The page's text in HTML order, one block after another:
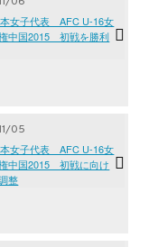
女子代表 AFC U-16女
中国2015 初戦を勝利
05
女子代表 AFC U-16女
中国2015 初戦に向け
整